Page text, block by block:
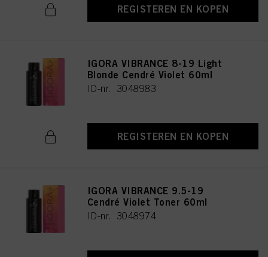
REGISTEREN EN KOPEN
IGORA VIBRANCE 8-19 Light
Blonde Cendré Violet 60ml
ID-nr. 3048983
REGISTEREN EN KOPEN
IGORA VIBRANCE 9.5-19
Cendré Violet Toner 60ml
ID-nr. 3048974